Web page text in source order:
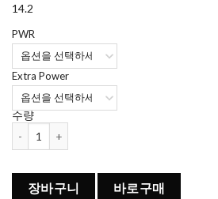
14.2
PWR
Extra Power
수량
에어옵틱스 하이드라 글라이드 멀티포컬 (3개
장바구니 바로구매